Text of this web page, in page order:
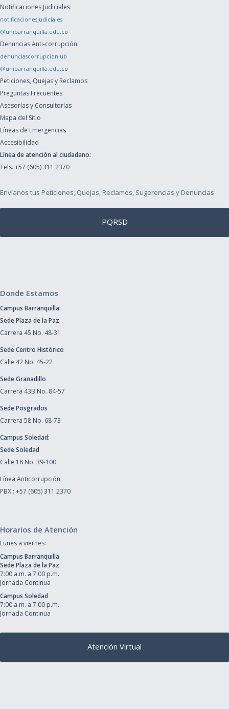
Notificaciones Judiciales:
notificacionesjudiciales
@unibarranquilla.edu.co
Denuncias Anti-corrupción:
denunciascorrupcioniub
@unibarranquilla.edu.co
Peticiones, Quejas y Reclamos
Preguntas Frecuentes
Asesorías y Consultorías
Mapa del Sitio
Líneas de Emergencias
Accesibilidad
Línea de atención al ciudadano:
Tels.:+57 (605) 311 2370
Envíanos tus Peticiones, Quejas, Reclamos, Sugerencias y Denuncias:
PQRSD
Donde Estamos
Campus Barranquilla:
Sede Plaza de la Paz
Carrera 45 No. 48-31
Sede Centro Histórico
Calle 42 No. 45-22
Sede Granadillo
Carrera 43B No. 84-57
Sede Posgrados
Carrera 58 No. 68-73
Campus Soledad:
Sede Soledad
Calle 18 No. 39-100
Línea Anticorrupción:
PBX.: +57 (605) 311 2370
Horarios de Atención
Lunes a viernes:
Campus Barranquilla
Sede Plaza de la Paz
7:00 a.m. a 7:00 p.m.
Jornada Continua
Campus Soledad
7:00 a.m. a 7:00 p.m.
Jornada Continua
Atención Virtual